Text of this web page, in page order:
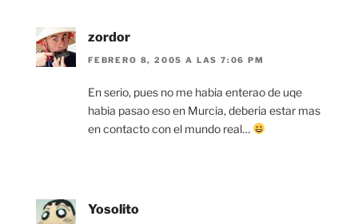
zordor
FEBRERO 8, 2005 A LAS 7:06 PM
En serio, pues no me habia enterao de uqe
habia pasao eso en Murcia, deberia estar mas
en contacto con el mundo real…
Yosolito